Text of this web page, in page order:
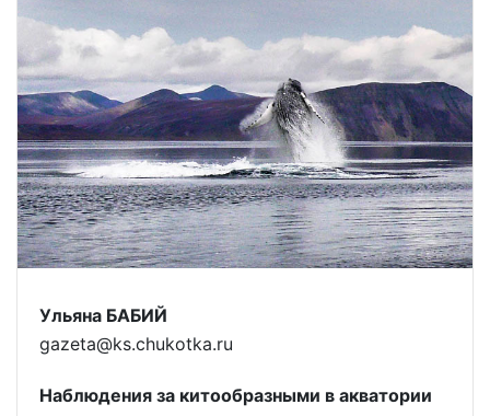
Ульяна БАБИЙ
gazeta@ks.chukotka.ru
Наблюдения за китообразными в акватории